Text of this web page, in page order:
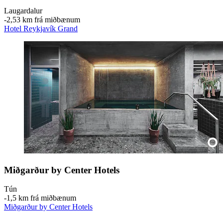
Laugardalur
‐2,53 km frá miðbænum
Hotel Reykjavík Grand
Miðgarður by Center Hotels
Tún
‐1,5 km frá miðbænum
Miðgarður by Center Hotels